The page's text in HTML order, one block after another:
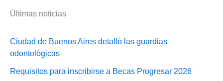
Últimas noticias
Ciudad de Buenos Aires detalló las guardias
odontológicas
Requisitos para inscribirse a Becas Progresar 2026